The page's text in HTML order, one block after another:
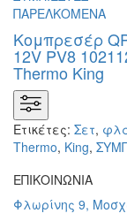
Κομπρεσέρ
12V PV8
Thermo King
Ετικέτες: Σετ,
Thermo, King,
ΕΠΙΚΟΙΝΩΝΙΑ
Φλωρίνης 9,